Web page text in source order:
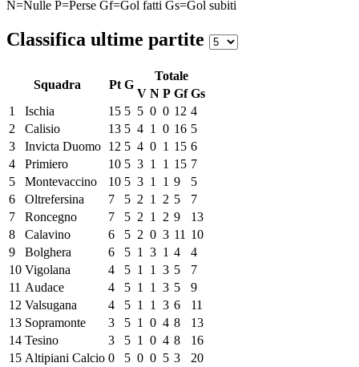
N=Nulle P=Perse Gf=Gol fatti Gs=Gol subiti
Classifica ultime partite
Squadra Pt G
Totale
V N P Gf Gs
1
Ischia 15 5 5 0 0 12 4
2
Calisio 13 5 4 1 0 16 5
3
Invicta Duomo 12 5 4 0 1 15 6
4
Primiero 10 5 3 1 1 15 7
5
Montevaccino 10 5 3 1 1 9
5
6
Oltrefersina 7 5 2 1 2 5
7
7
Roncegno 7 5 2 1 2 9
13
8
Calavino 6 5 2 0 3 11 10
9
Bolghera 6 5 1 3 1 4
4
10 Vigolana 4 5 1 1 3 5
7
11 Audace 4 5 1 1 3 5
9
12 Valsugana 4 5 1 1 3 6
11
13 Sopramonte 3 5 1 0 4 8
13
14 Tesino 3 5 1 0 4 8
16
15 Altipiani Calcio 0 5 0 0 5 3
20